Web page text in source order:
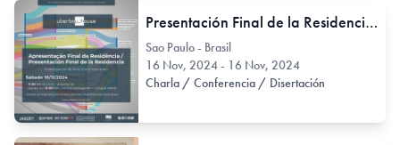
Presentación Final de la Residencia Uberbau_house / noviembre 2024 [pesquisa de arte contemporáneo]
Sao Paulo - Brasil
16 Nov, 2024 - 16 Nov, 2024
Charla / Conferencia / Disertación